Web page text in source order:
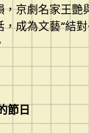
京劇名家王
成為文藝“結
節日